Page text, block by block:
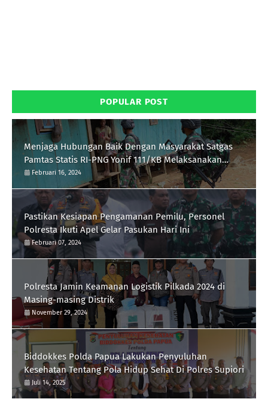
POPULAR POST
Menjaga Hubungan Baik Dengan Masyarakat Satgas
Pamtas Statis RI-PNG Yonif 111/KB Melaksanakan
Silaturrahmi
Februari 16, 2024
Pastikan Kesiapan Pengamanan Pemilu, Personel
Polresta Ikuti Apel Gelar Pasukan Hari Ini
Februari 07, 2024
Polresta Jamin Keamanan Logistik Pilkada 2024 di
Masing-masing Distrik
November 29, 2024
Biddokkes Polda Papua Lakukan Penyuluhan
Kesehatan Tentang Pola Hidup Sehat Di Polres Supiori
Juli 14, 2025